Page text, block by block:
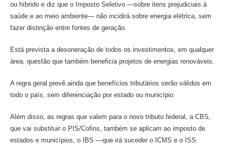
ou híbrido e diz que o Imposto Seletivo —sobre itens prejudiciais à
saúde e ao meio ambiente— não incidirá sobre energia elétrica, sem
fazer distinção entre fontes de geração.
Está prevista a desoneração de todos os investimentos, em qualquer
área, questão que também beneficia projetos de energias renováveis.
A regra geral prevê ainda que benefícios tributários serão válidos em
todo o país, sem diferenciação por estado ou município.
Além disso, as regras que valem para o novo tributo federal, a CBS,
que vai substituir o PIS/Cofins, também se aplicam ao imposto de
estados e municípios, o IBS —que irá suceder o ICMS e o ISS.